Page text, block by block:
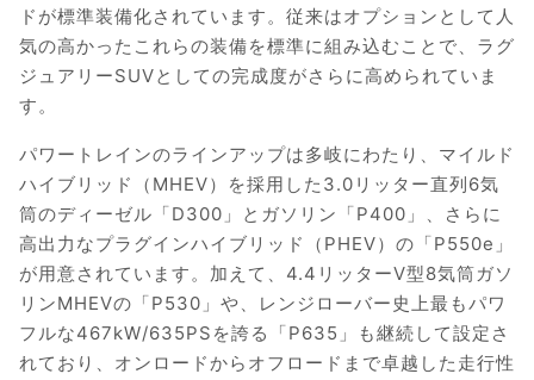
ドが標準装備化されています。従来はオプションとして人
気の高かったこれらの装備を標準に組み込むことで、ラグ
ジュアリーSUVとしての完成度がさらに高められていま
す。
パワートレインのラインアップは多岐にわたり、マイルド
ハイブリッド（MHEV）を採用した3.0リッター直列6気
筒のディーゼル「D300」とガソリン「P400」、さらに
高出力なプラグインハイブリッド（PHEV）の「P550e」
が用意されています。加えて、4.4リッターV型8気筒ガソ
リンMHEVの「P530」や、レンジローバー史上最もパワ
フルな467kW/635PSを誇る「P635」も継続して設定さ
れており、オンロードからオフロードまで卓越した走行性